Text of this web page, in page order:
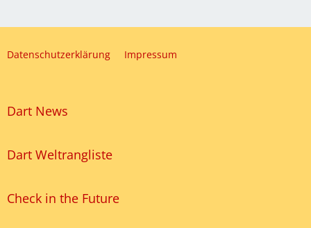
Datenschutzerklärung Impressum
Dart News
Dart Weltrangliste
Check in the Future